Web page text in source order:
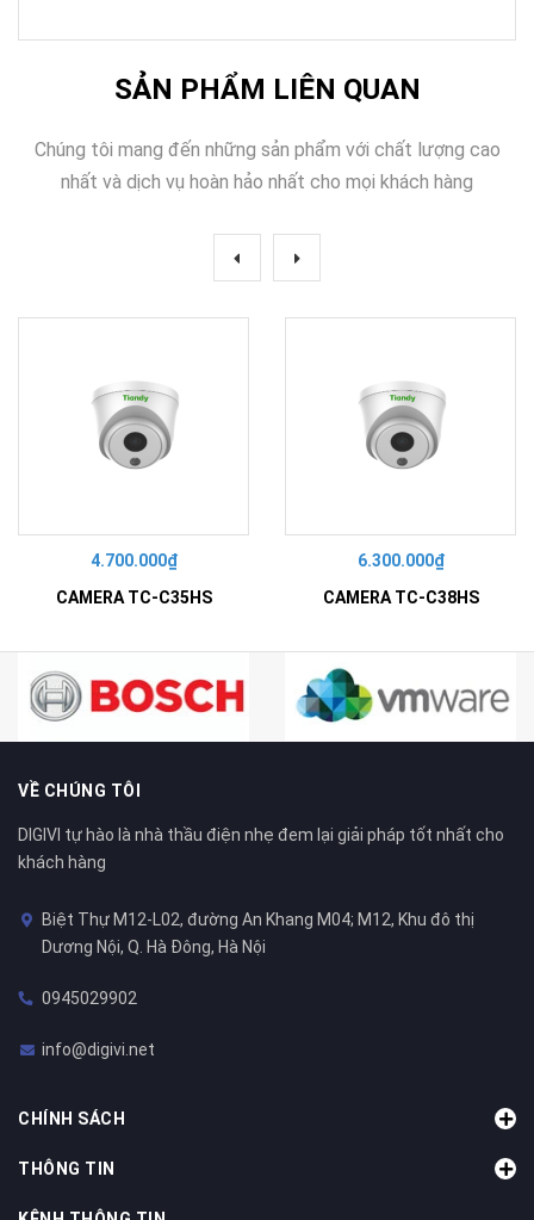
SẢN PHẨM LIÊN QUAN
Chúng tôi mang đến những sản phẩm với chất lượng cao
nhất và dịch vụ hoàn hảo nhất cho mọi khách hàng
4.700.000₫
CAMERA TC-C35HS
6.300.000₫
CAMERA TC-C38HS
VỀ CHÚNG TÔI
DIGIVI tự hào là nhà thầu điện nhẹ đem lại giải pháp tốt nhất cho
khách hàng
Biệt Thự M12-L02, đường An Khang M04; M12, Khu đô thị
Dương Nội, Q. Hà Đông, Hà Nội
0945029902
info@digivi.net
CHÍNH SÁCH
THÔNG TIN